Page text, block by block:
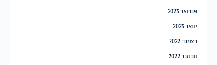
פברואר 2023
ינואר 2023
דצמבר 2022
נובמבר 2022